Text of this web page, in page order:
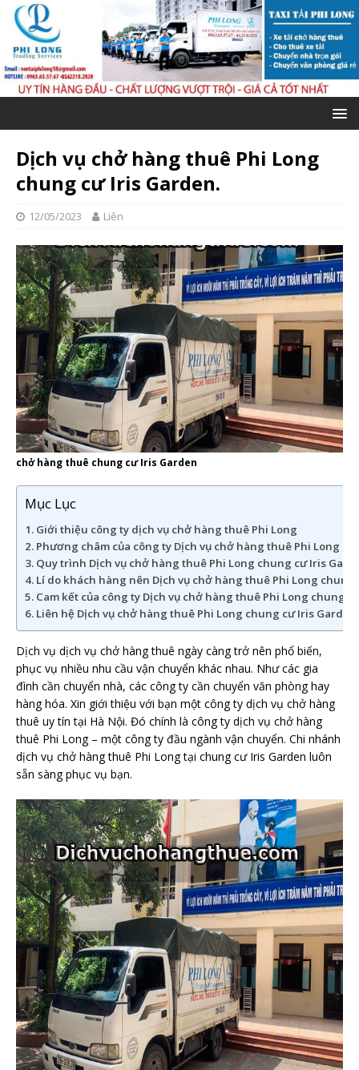
Dịch vụ chở hàng thuê Phi Long
chung cư Iris Garden.
12/05/2023 Liên
chở hàng thuê chung cư Iris Garden
Mục Lục
Giới thiệu công ty dịch vụ chở hàng thuê Phi Long
Phương châm của công ty Dịch vụ chở hàng thuê Phi Long
Quy trình Dịch vụ chở hàng thuê Phi Long chung cư Iris
Lí do khách hàng nên Dịch vụ chở hàng thuê Phi Long chung
Cam kết của công ty Dịch vụ chở hàng thuê Phi Long chung
Liên hệ Dịch vụ chở hàng thuê Phi Long chung cư Iris Garden.
Dịch vụ dịch vụ chở hàng thuê ngày càng trở nên phổ biến,
phục vụ nhiều nhu cầu vận chuyển khác nhau. Như các gia
đình cần chuyển nhà, các công ty cần chuyển văn phòng hay
hàng hóa. Xin giới thiệu với bạn một công ty dịch vụ chở hàng
thuê uy tín tại Hà Nội. Đó chính là công ty dịch vụ chở hàng
thuê Phi Long – một công ty đầu ngành vận chuyển. Chi nhánh
dịch vụ chở hàng thuê Phi Long tại chung cư Iris Garden luôn
sẵn sàng phục vụ bạn.